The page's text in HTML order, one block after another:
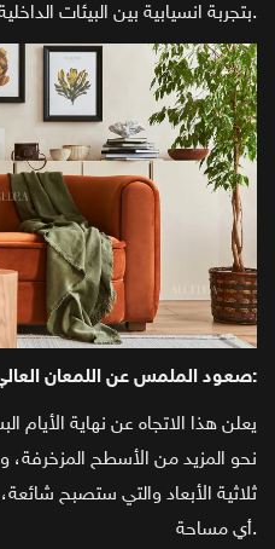
بتجربة انسيابية بين البيئات الداخلية والخارجية.
صعود الملمس عن اللمعان العالي:
يعلن هذا الاتجاه عن نهاية الأيام
نحو المزيد من الأسطح المزخرفة، و
ثلاثية الأبعاد والتي ستصبح
أي مساحة.